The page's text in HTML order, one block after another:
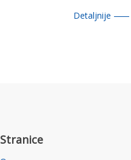
Detaljnije
Stranice